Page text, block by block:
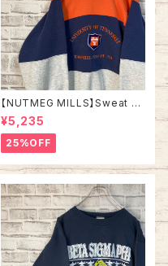
【NUTMEG MILLS】Sweat XL
Made in USA 90s “UNIVER
SITY OF TENNESSEE” vinta
ge ナツメグミルズ カレッジモノ
カレッジロゴ テネシー大学 スウ
ェット トレーナー ヴィンテージ
アメリカ USA 古着
¥5,235
25%OFF